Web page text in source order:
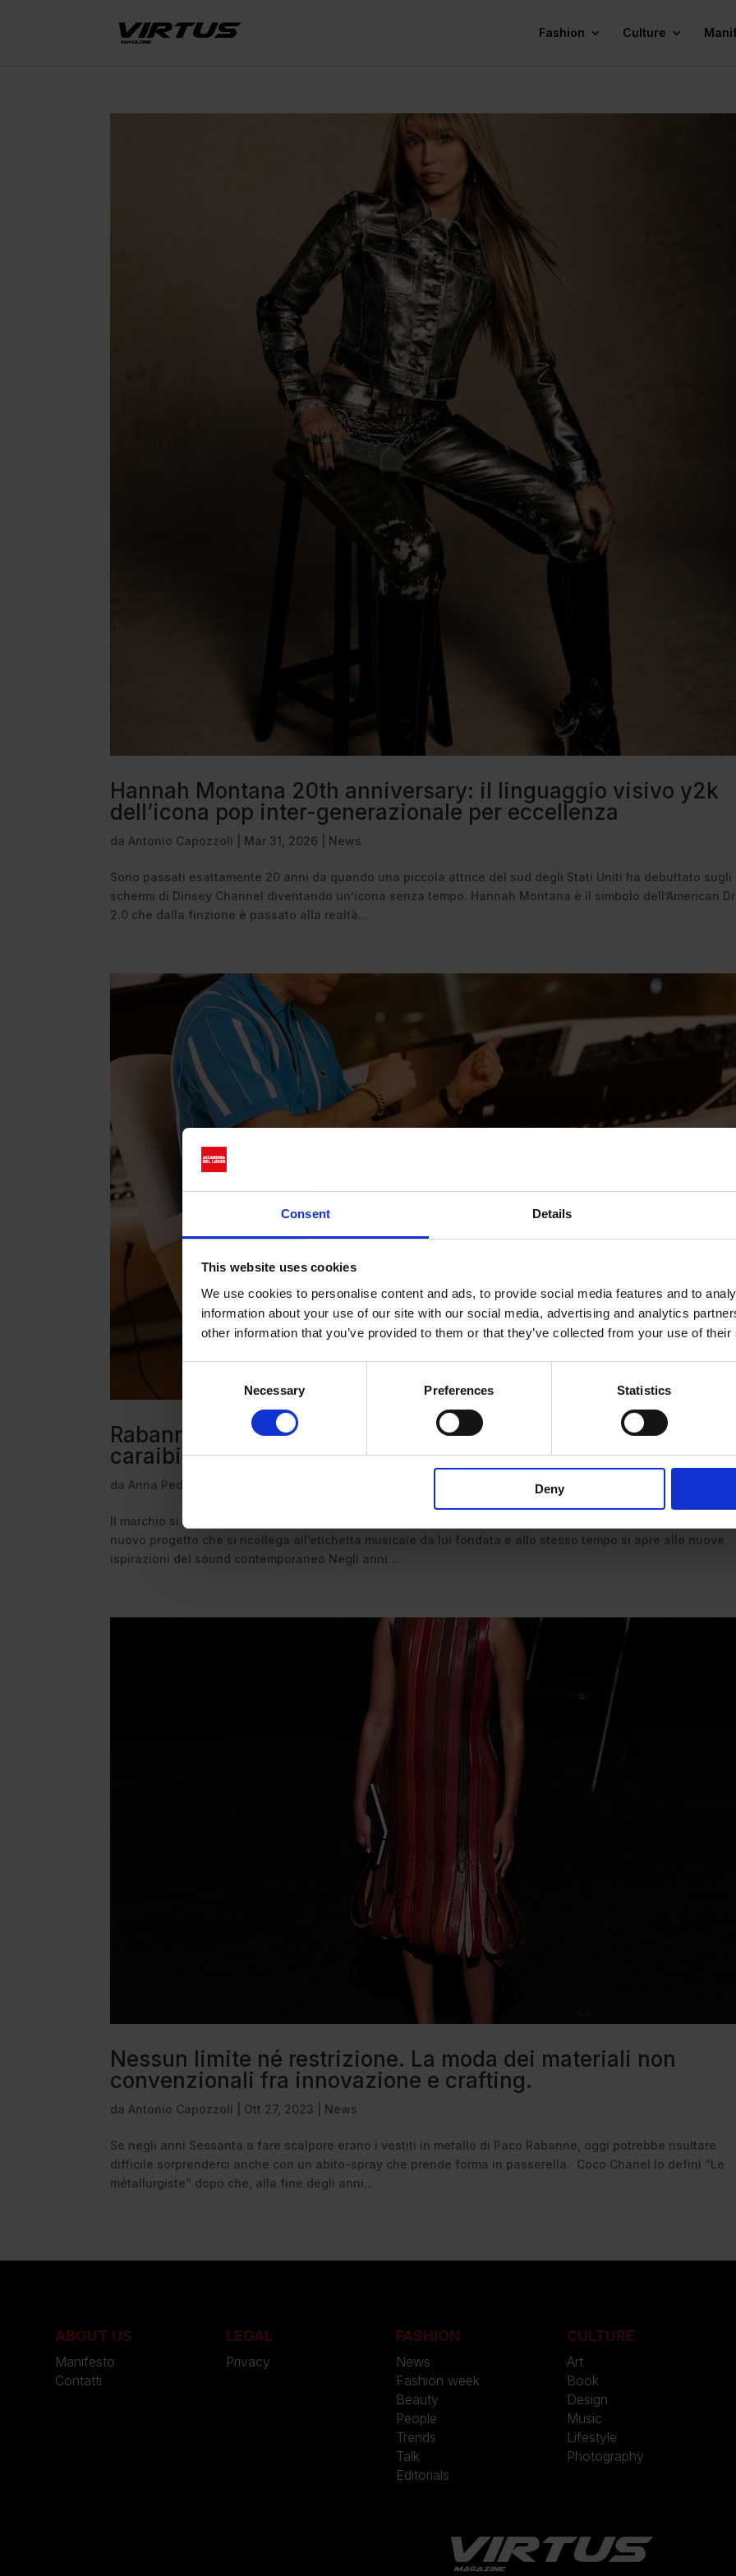
Consent Details
This website uses cookies
We use cookies to personalise content and ads, to provide social media features and to
information about your use of our site with our social media, advertising and analytics
other information that you’ve provided to them or that they’ve collected from your use of
Necessary Preferences Statistics
Deny
Fashion Culture
Hannah Montana 20th anniversary: il linguaggio visivo y2k
dell’icona pop inter-generazionale per eccellenza
da Antonio Capozzoli Mar 31, 2026 News
Sono passati esattamente 20 anni da quando una piccola attrice del sud degli Stati Uniti ha debuttato sugli
schermi di Dinsey Channel diventando un’icona senza tempo. Hannah Montana è il simbolo dell’American
2.0 che dalla finzione è passato alla realtà...
Rabanne e Miraval Studios riportano in vita il sound afro-
caraibico degli anni Ottanta
da Anna Pedrazzini
Il marchio si richiama allo spirito avanguardista e la passione per la musica di Paco Rabanne, lanciando un
nuovo progetto che si ricollega all’etichetta musicale da lui fondata e allo stesso tempo si apre alle nuove
ispirazioni del sound contemporaneo Negli anni...
Nessun limite né restrizione. La moda dei materiali non
convenzionali fra innovazione e crafting.
da Antonio Capozzoli Ott 27, 2023 News
Se negli anni Sessanta a fare scalpore erano i vestiti in metallo di Paco Rabanne, oggi potrebbe risultare
difficile sorprenderci anche con un abito-spray che prende forma in passerella. Coco Chanel lo definì “Le
métallurgiste” dopo che, alla fine degli anni...
ABOUT US
Manifesto
Contatti
LEGAL
Privacy
FASHION
News
Fashion week
Beauty
People
Trends
Talk
Editorials
CULTURE
Art
Book
Design
Music
Lifestyle
Photography